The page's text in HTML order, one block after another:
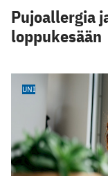
Pujoallergia
loppukesään
UNI